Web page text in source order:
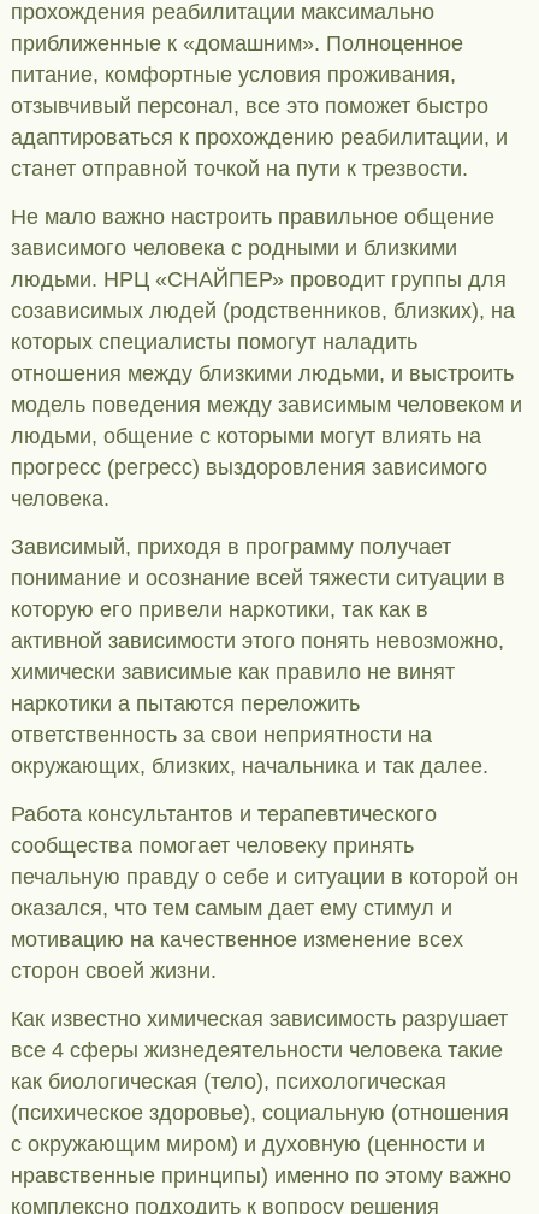
прохождения реабилитации максимально
приближенные к «домашним». Полноценное
питание, комфортные условия проживания,
отзывчивый персонал, все это поможет быстро
адаптироваться к прохождению реабилитации, и
станет отправной точкой на пути к трезвости.
Не мало важно настроить правильное общение
зависимого человека с родными и близкими
людьми. НРЦ «СНАЙПЕР» проводит группы для
созависимых людей (родственников, близких), на
которых специалисты помогут наладить
отношения между близкими людьми, и выстроить
модель поведения между зависимым человеком и
людьми, общение с которыми могут влиять на
прогресс (регресс) выздоровления зависимого
человека.
Зависимый, приходя в программу получает
понимание и осознание всей тяжести ситуации в
которую его привели наркотики, так как в
активной зависимости этого понять невозможно,
химически зависимые как правило не винят
наркотики а пытаются переложить
ответственность за свои неприятности на
окружающих, близких, начальника и так далее.
Работа консультантов и терапевтического
сообщества помогает человеку принять
печальную правду о себе и ситуации в которой он
оказался, что тем самым дает ему стимул и
мотивацию на качественное изменение всех
сторон своей жизни.
Как известно химическая зависимость разрушает
все 4 сферы жизнедеятельности человека такие
как биологическая (тело), психологическая
(психическое здоровье), социальную (отношения
с окружающим миром) и духовную (ценности и
нравственные принципы) именно по этому важно
комплексно подходить к вопросу решения